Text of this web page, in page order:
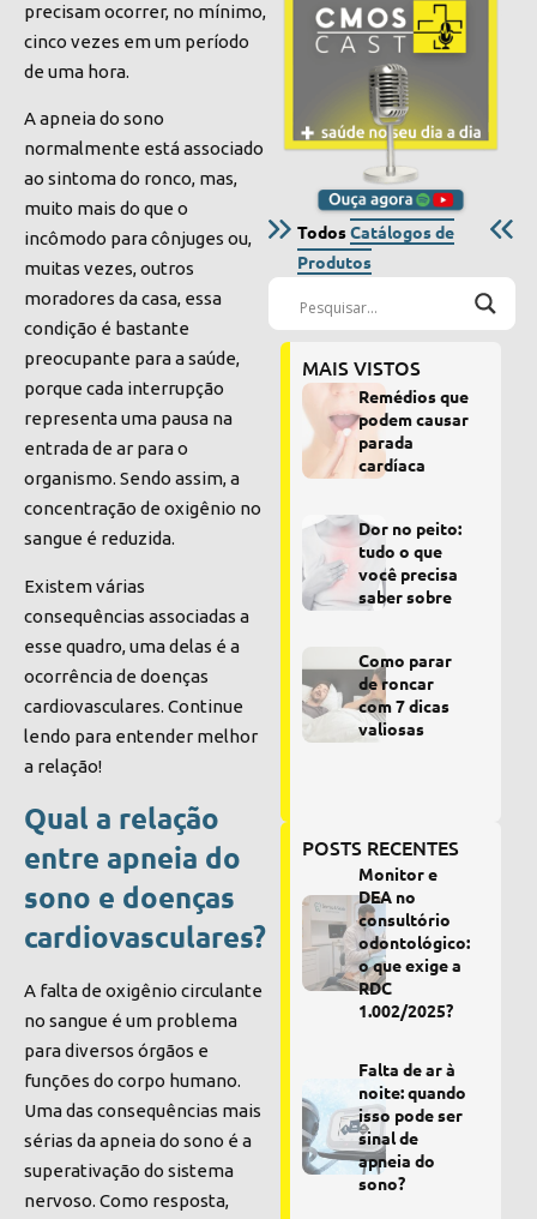
precisam ocorrer, no mínimo,
cinco vezes em um período
de uma hora.
A apneia do sono
normalmente está associado
ao sintoma do ronco, mas,
muito mais do que o
incômodo para cônjuges ou,
muitas vezes, outros
moradores da casa, essa
condição é bastante
preocupante para a saúde,
porque cada interrupção
representa uma pausa na
entrada de ar para o
organismo. Sendo assim, a
concentração de oxigênio no
sangue é reduzida.
Existem várias
consequências associadas a
esse quadro, uma delas é a
ocorrência de doenças
cardiovasculares. Continue
lendo para entender melhor
a relação!
Qual a relação
entre apneia do
sono e doenças
cardiovasculares?
A falta de oxigênio circulante
no sangue é um problema
para diversos órgãos e
funções do corpo humano.
Uma das consequências mais
sérias da apneia do sono é a
superativação do sistema
nervoso. Como resposta,
TodosCatálogos de
Produtos
MAIS VISTOS
Remédios que
podem causar
parada
cardíaca
Dor no peito:
tudo o que
você precisa
saber sobre
Como parar
de roncar
com 7 dicas
valiosas
POSTS RECENTES
Monitor e
DEA no
consultório
odontológico:
o que exige a
RDC
1.002/2025?
Falta de ar à
noite: quando
isso pode ser
sinal de
apneia do
sono?